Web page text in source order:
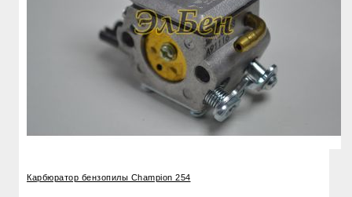
Карбюратор бензопилы Champion 254